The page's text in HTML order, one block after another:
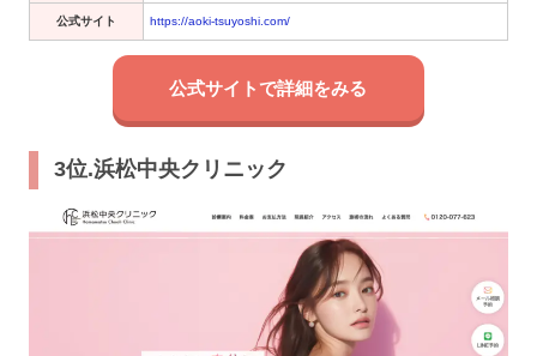
公式サイト https://aoki-tsuyoshi.com/
公式サイトで詳細をみる
3位.浜松中央クリニック